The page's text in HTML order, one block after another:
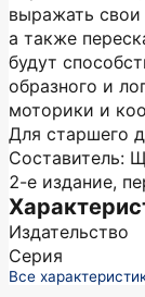
выражать
а также
будут
образного и
моторики и
Для старшего
Составитель:
2-е издание,
Издательство
Серия
Все